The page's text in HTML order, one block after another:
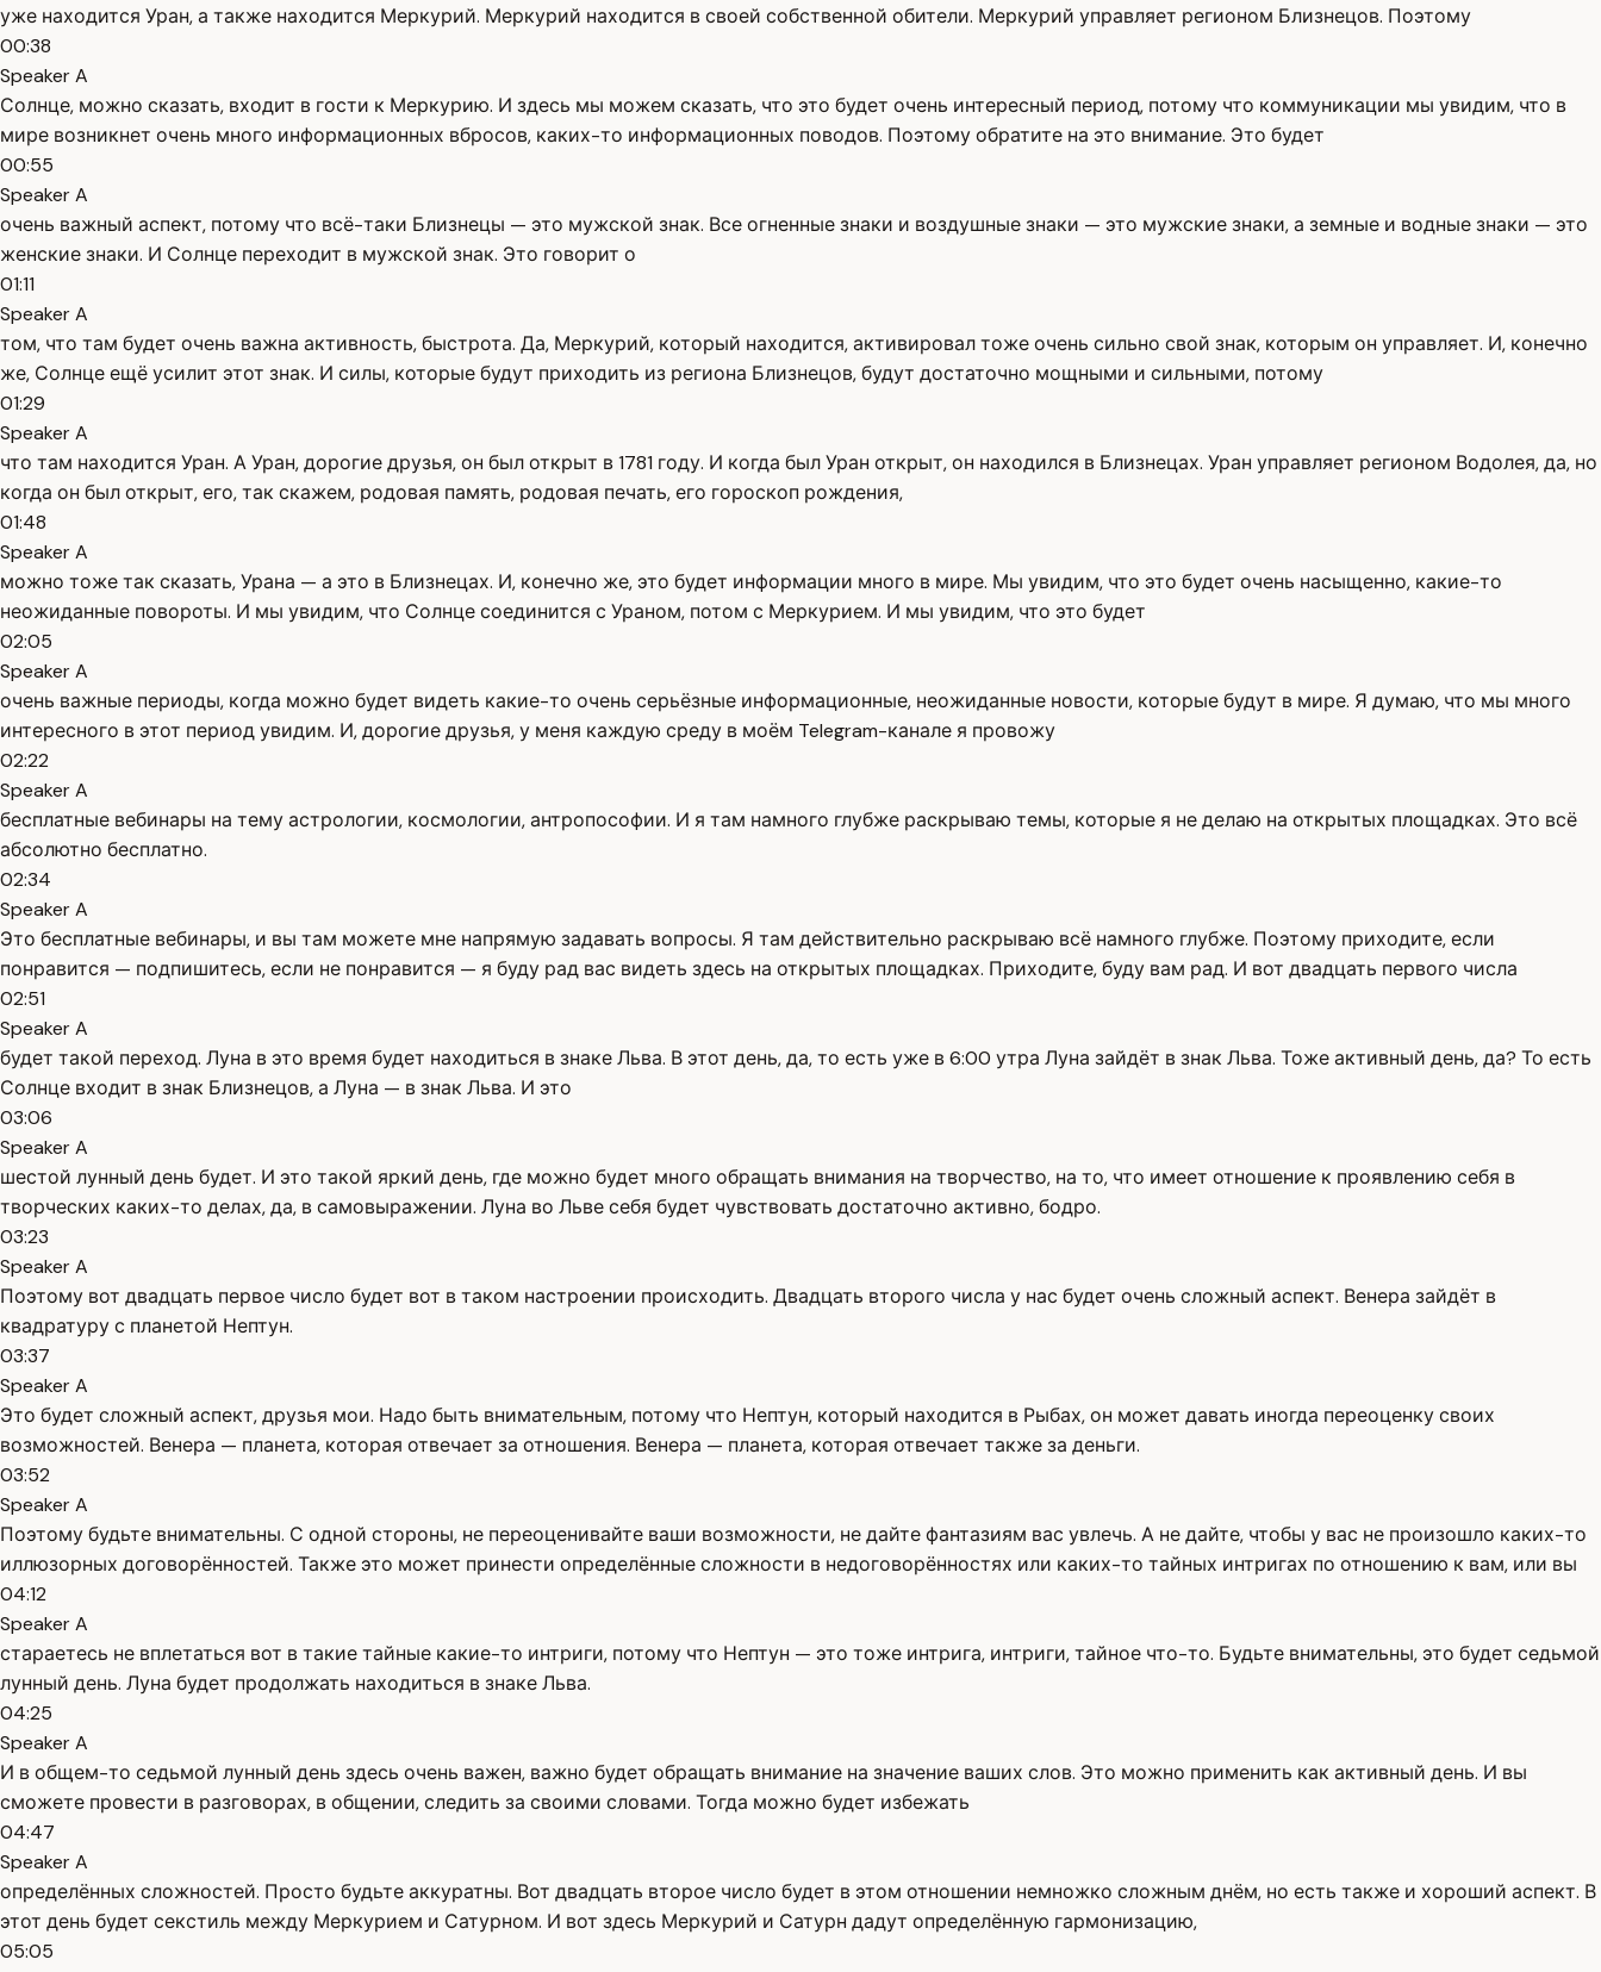
уже находится Уран, а также находится Меркурий. Меркурий находится в своей собственной обители. Меркурий управляет регионом Близнецов. Поэтому
00:38
Speaker A
Солнце, можно сказать, входит в гости к Меркурию. И здесь мы можем сказать, что это будет очень интересный период, потому что коммуникации мы увидим, что в
мире возникнет очень много информационных вбросов, каких-то информационных поводов. Поэтому обратите на это внимание. Это будет
00:55
Speaker A
очень важный аспект, потому что всё-таки Близнецы — это мужской знак. Все огненные знаки и воздушные знаки — это мужские знаки, а земные и водные знаки — это
женские знаки. И Солнце переходит в мужской знак. Это говорит о
01:11
Speaker A
том, что там будет очень важна активность, быстрота. Да, Меркурий, который находится, активировал тоже очень сильно свой знак, которым он управляет. И, конечно
же, Солнце ещё усилит этот знак. И силы, которые будут приходить из региона Близнецов, будут достаточно мощными и сильными, потому
01:29
Speaker A
что там находится Уран. А Уран, дорогие друзья, он был открыт в 1781 году. И когда был Уран открыт, он находился в Близнецах. Уран управляет регионом Водолея, да, но
когда он был открыт, его, так скажем, родовая память, родовая печать, его гороскоп рождения,
01:48
Speaker A
можно тоже так сказать, Урана — а это в Близнецах. И, конечно же, это будет информации много в мире. Мы увидим, что это будет очень насыщенно, какие-то
неожиданные повороты. И мы увидим, что Солнце соединится с Ураном, потом с Меркурием. И мы увидим, что это будет
02:05
Speaker A
очень важные периоды, когда можно будет видеть какие-то очень серьёзные информационные, неожиданные новости, которые будут в мире. Я думаю, что мы много
интересного в этот период увидим. И, дорогие друзья, у меня каждую среду в моём Telegram-канале я провожу
02:22
Speaker A
бесплатные вебинары на тему астрологии, космологии, антропософии. И я там намного глубже раскрываю темы, которые я не делаю на открытых площадках. Это всё
абсолютно бесплатно.
02:34
Speaker A
Это бесплатные вебинары, и вы там можете мне напрямую задавать вопросы. Я там действительно раскрываю всё намного глубже. Поэтому приходите, если
понравится — подпишитесь, если не понравится — я буду рад вас видеть здесь на открытых площадках. Приходите, буду вам рад. И вот двадцать первого числа
02:51
Speaker A
будет такой переход. Луна в это время будет находиться в знаке Льва. В этот день, да, то есть уже в 6:00 утра Луна зайдёт в знак Льва. Тоже активный день, да? То есть
Солнце входит в знак Близнецов, а Луна — в знак Льва. И это
03:06
Speaker A
шестой лунный день будет. И это такой яркий день, где можно будет много обращать внимания на творчество, на то, что имеет отношение к проявлению себя в
творческих каких-то делах, да, в самовыражении. Луна во Льве себя будет чувствовать достаточно активно, бодро.
03:23
Speaker A
Поэтому вот двадцать первое число будет вот в таком настроении происходить. Двадцать второго числа у нас будет очень сложный аспект. Венера зайдёт в
квадратуру с планетой Нептун.
03:37
Speaker A
Это будет сложный аспект, друзья мои. Надо быть внимательным, потому что Нептун, который находится в Рыбах, он может давать иногда переоценку своих
возможностей. Венера — планета, которая отвечает за отношения. Венера — планета, которая отвечает также за деньги.
03:52
Speaker A
Поэтому будьте внимательны. С одной стороны, не переоценивайте ваши возможности, не дайте фантазиям вас увлечь. А не дайте, чтобы у вас не произошло каких-то
иллюзорных договорённостей. Также это может принести определённые сложности в недоговорённостях или каких-то тайных интригах по отношению к вам, или вы
04:12
Speaker A
стараетесь не вплетаться вот в такие тайные какие-то интриги, потому что Нептун — это тоже интрига, интриги, тайное что-то. Будьте внимательны, это будет седьмой
лунный день. Луна будет продолжать находиться в знаке Льва.
04:25
Speaker A
И в общем-то седьмой лунный день здесь очень важен, важно будет обращать внимание на значение ваших слов. Это можно применить как активный день. И вы
сможете провести в разговорах, в общении, следить за своими словами. Тогда можно будет избежать
04:47
Speaker A
определённых сложностей. Просто будьте аккуратны. Вот двадцать второе число будет в этом отношении немножко сложным днём, но есть также и хороший аспект. В
этот день будет секстиль между Меркурием и Сатурном. И вот здесь Меркурий и Сатурн дадут определённую гармонизацию,
05:05